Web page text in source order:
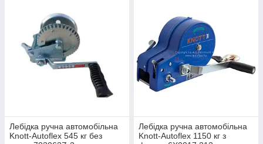
Лебідка ручна автомобільна
Knott-Autoflex 545 кг без
Лебідка ручна автомобільна
Knott-Autoflex 1150 кг з